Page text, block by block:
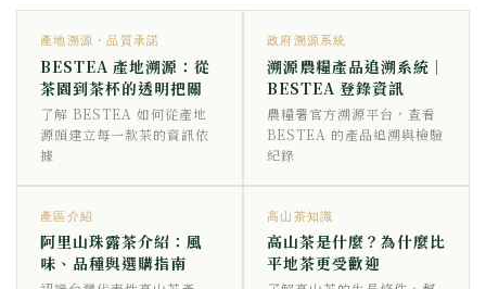
產地溯源・品質承諾
BESTEA 產地溯源：從
茶園到茶杯的透明把關
了解 BESTEA 如何從產地
源頭建立每一款茶的資訊依
據
政府溯源系統
溯源農糧產品追溯系統｜
BESTEA 登錄資訊
農糧署官方溯源平台，查看
BESTEA 的產品追溯與檢驗
紀錄
產區介紹
阿里山珠露茶介紹：風
味、品種與選購指南
高山茶知識
高山茶是什麼？為什麼比
平地茶更受歡迎